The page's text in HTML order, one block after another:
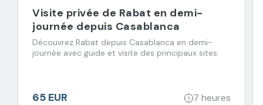
Visite privée de Rabat en demi-
journée depuis Casablanca
Découvrez Rabat depuis Casablanca en demi-
journée avec guide et visite des principaux sites.
65 EUR 7 heures